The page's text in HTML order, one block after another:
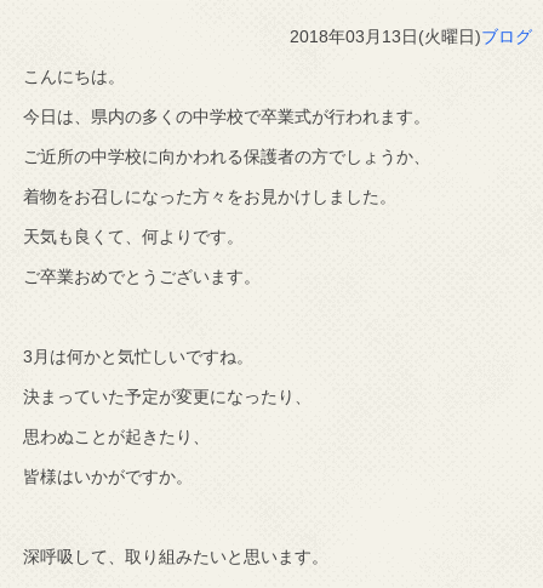
2018年03月13日(火曜日)ブログ
こんにちは。
今日は、県内の多くの中学校で卒業式が行われます。
ご近所の中学校に向かわれる保護者の方でしょうか、
着物をお召しになった方々をお見かけしました。
天気も良くて、何よりです。
ご卒業おめでとうございます。
3月は何かと気忙しいですね。
決まっていた予定が変更になったり、
思わぬことが起きたり、
皆様はいかがですか。
深呼吸して、取り組みたいと思います。